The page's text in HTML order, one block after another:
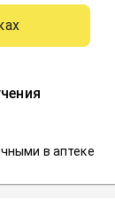
в аптеке